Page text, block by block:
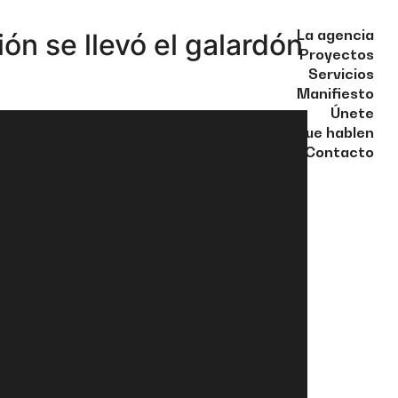
La agencia
Proyectos
Servicios
Manifiesto
Únete
Que hablen
Contacto
se llevó el galardón